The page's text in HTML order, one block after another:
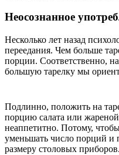
Неосознанное
Несколько лет назад
переедания. Чем больше
порции. Соответственно,
большую тарелку мы
Подлинно, положить на
порцию салата или
неаппетитно. Потому,
уменьшать число порций и
размеру столовых приборов.